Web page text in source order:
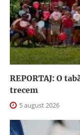
REPORTAJ: O
trecem
5 august 2026